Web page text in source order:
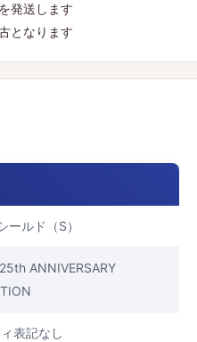
発送します
となります
ールド（S）
25th ANNIVERSARY
表記なし